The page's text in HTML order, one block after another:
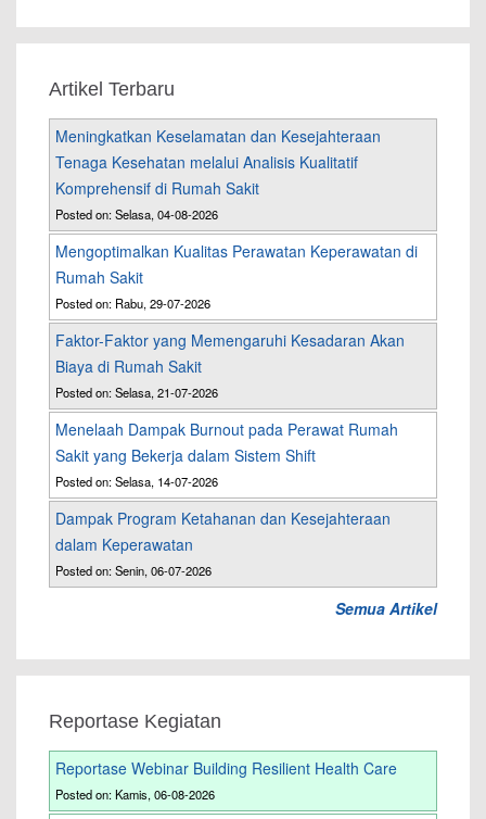
Artikel Terbaru
Meningkatkan Keselamatan dan Kesejahteraan
Tenaga Kesehatan melalui Analisis Kualitatif
Komprehensif di Rumah Sakit
Posted on: Selasa, 04-08-2026
Mengoptimalkan Kualitas Perawatan Keperawatan di
Rumah Sakit
Posted on: Rabu, 29-07-2026
Faktor-Faktor yang Memengaruhi Kesadaran Akan
Biaya di Rumah Sakit
Posted on: Selasa, 21-07-2026
Menelaah Dampak Burnout pada Perawat Rumah
Sakit yang Bekerja dalam Sistem Shift
Posted on: Selasa, 14-07-2026
Dampak Program Ketahanan dan Kesejahteraan
dalam Keperawatan
Posted on: Senin, 06-07-2026
Semua Artikel
Reportase Kegiatan
Reportase Webinar Building Resilient Health Care
Posted on: Kamis, 06-08-2026